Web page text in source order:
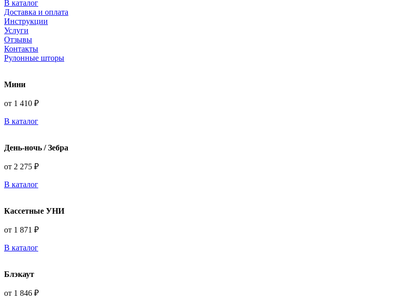
В каталог
Доставка и оплата
Инструкции
Услуги
Отзывы
Контакты
Рулонные шторы
Мини
от 1 410 ₽
В каталог
День-ночь / Зебра
от 2 275 ₽
В каталог
Кассетные УНИ
от 1 871 ₽
В каталог
Блэкаут
от 1 846 ₽